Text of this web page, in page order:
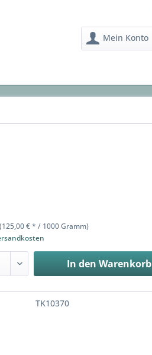
Mein Konto
€ * / 1000 Gramm)
In den Warenkorb
TK10370